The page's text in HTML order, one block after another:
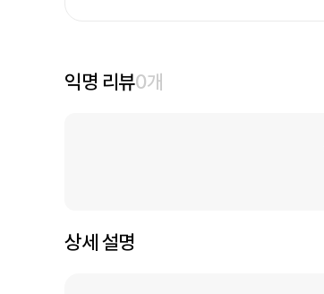
익명 리뷰0개
상세 설명